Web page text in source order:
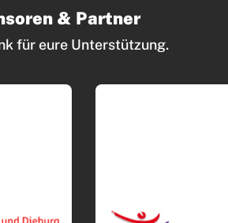
& Partner
für eure Unterstützung.